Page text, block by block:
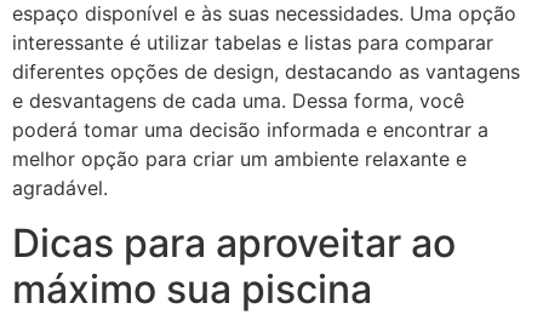
espaço disponível e às suas necessidades. Uma opção
interessante é utilizar tabelas e listas para comparar
diferentes opções de design, destacando as vantagens
e desvantagens de cada uma. Dessa forma, você
poderá tomar uma decisão informada e encontrar a
melhor opção para criar um ambiente relaxante e
agradável.
Dicas para aproveitar ao
máximo sua piscina